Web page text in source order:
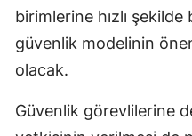
birimlerine hızlı şekilde
güvenlik modelinin
olacak.
Güvenlik görevlilerine